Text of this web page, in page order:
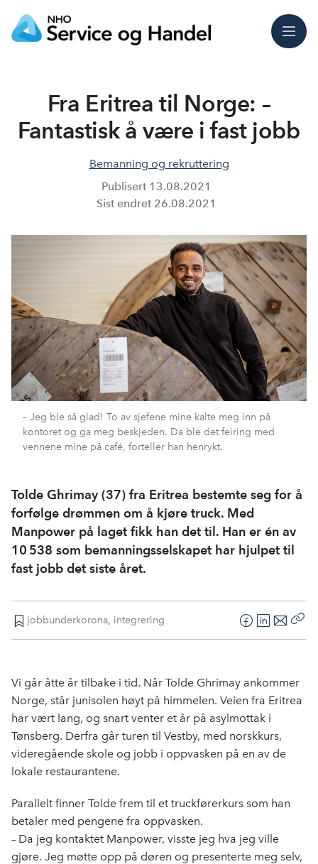
Meny
Fra Eritrea til Norge: –
Fantastisk å være i fast jobb
Bemanning og rekruttering
Publisert 13.08.2021
Sist endret 26.08.2021
– Jeg ble så glad! To av sjefene mine kalte meg inn på
kontoret og ga meg beskjeden. Da ble det feiring med
vennene mine på café, forteller han henrykt.
Tolde Ghrimay (37) fra Eritrea bestemte seg for å
forfølge drømmen om å kjøre truck. Med
Manpower på laget fikk han det til. Han er én av
10 538 som bemanningsselskapet har hjulpet til
fast jobb det siste året.
jobbunderkorona, integrering
F
a
e
b
L
i
k
e
d
E
-
o
s
Vi går åtte år tilbake i tid. Når Tolde Ghrimay ankommer
Norge, står junisolen høyt på himmelen. Veien fra Eritrea
har vært lang, og snart venter et år på asylmottak i
Tønsberg. Derfra går turen til Vestby, med norskkurs,
videregående skole og jobb i oppvasken på en av de
lokale restaurantene.
Parallelt finner Tolde frem til et truckførerkurs som han
betaler med pengene fra oppvasken.
– Da jeg kontaktet Manpower, visste jeg hva jeg ville
gjøre. Jeg møtte opp på døren og presenterte meg selv,